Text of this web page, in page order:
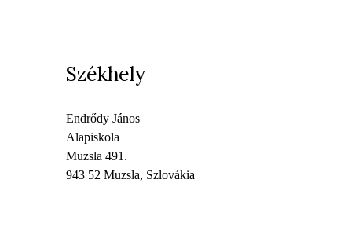
Székhely
Endrődy János
Alapiskola
Muzsla 491.
943 52 Muzsla, Szlovákia